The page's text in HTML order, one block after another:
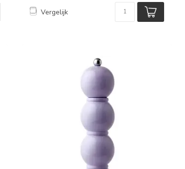
Vergelijk